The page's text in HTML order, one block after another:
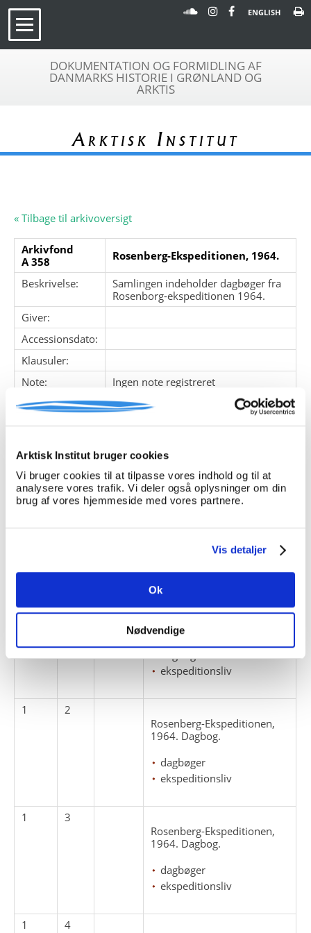
Arktisk Institut bruger cookies
Vi bruger cookies til at tilpasse vores indhold og til at
analysere vores trafik. Vi deler også oplysninger om din
brug af vores hjemmeside med vores partnere.
Vis detaljer
Ok
Nødvendige
ENGLISH
DOKUMENTATION OG FORMIDLING AF
DANMARKS HISTORIE I GRØNLAND OG
ARKTIS
Arktisk Institut
« Tilbage til arkivoversigt
Arkivfond
A 358
Rosenberg-Ekspeditionen, 1964.
Beskrivelse:
Samlingen indeholder dagbøger fra
Rosenborg-ekspeditionen 1964.
Giver:
Accessionsdato:
Klausuler:
Note:
Ingen note registreret
Henvisninger
Relaterede
Emneord:
Personer:
ARKIVFONDEN INDEHOLDER NEDENSTÅENDE
Titel
Rosenberg-Ekspeditionen,
1964. Dagbog.
ekspeditionsliv
1
2
Rosenberg-Ekspeditionen,
1964. Dagbog.
dagbøger
ekspeditionsliv
1
3
Rosenberg-Ekspeditionen,
1964. Dagbog.
dagbøger
ekspeditionsliv
1
4